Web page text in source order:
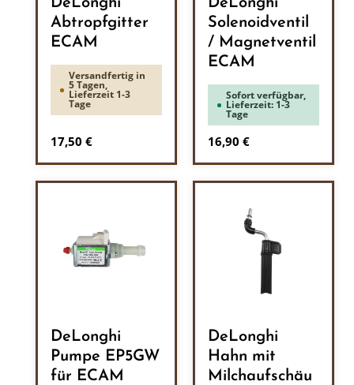
DeLonghi
Abtropfgitter
ECAM
Versandfertig in
5 Tagen,
Lieferzeit 1-3
Tage
Regulärer Preis:
17,50 €
DeLonghi
Solenoidventil
/ Magnetventil
ECAM
Sofort verfügbar,
Lieferzeit: 1-3
Tage
Regulärer Preis:
16,90 €
DeLonghi
Pumpe EP5GW
für ECAM
DeLonghi
Hahn mit
Milchaufschäu